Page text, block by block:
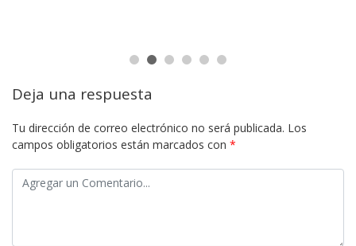
Deja una respuesta
Tu dirección de correo electrónico no será publicada. Los
campos obligatorios están marcados con *